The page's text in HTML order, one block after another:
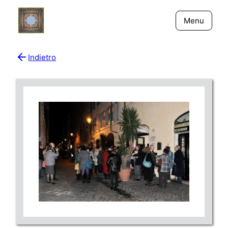
Menu
Giornali
New York - Riflessi
Fiume Niger
Indietro